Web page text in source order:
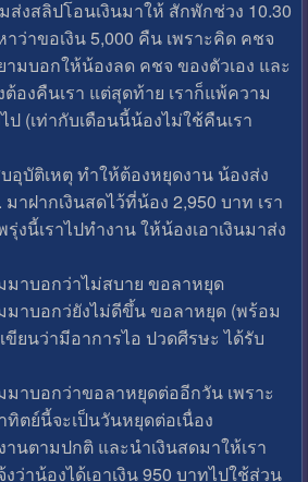
ส่งสลิปโอนเงินมาให้ สักพักช่วง 10.30
ว่าขอเงิน 5,000 คืน เพราะคิด คชจ
ามบอกให้น้องลด คชจ ของตัวเอง และ
องคืนเรา แต่สุดท้าย เราก็แพ้ความ
ป (เท่ากับเดือนนี้น้องไม่ใช้คืนเรา
อุบัติเหตุ ทำให้ต้องหยุดงาน น้องส่ง
ฝากเงินสดไว้ที่น้อง 2,950 บาท เรา
งนี้เราไปทำงาน ให้น้องเอาเงินมาส่ง
มาบอกว่าไม่สบาย ขอลาหยุด
มาบอกว่ยังไม่ดีขึ้น ขอลาหยุด (พร้อม
ยนว่ามีอาการไอ ปวดศีรษะ ได้รับ
มาบอกว่าขอลาหยุดต่ออีกวัน เพราะ
ตย์นี้จะเป็นวันหยุดต่อเนื่อง
นตามปกติ และนำเงินสดมาให้เรา
ว่าน้องได้เอาเงิน 950 บาทไปใช้ส่วน